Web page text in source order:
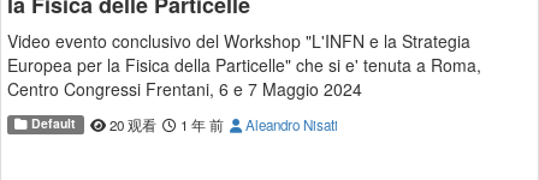
Video evento conclusivo del Workshop "L'INFN e la Strategia
Europea per la Fisica della Particelle" che si e' tenuta a Roma,
Centro Congressi Frentani, 6 e 7 Maggio 2024
Default 20 观看 1 年 前 Aleandro Nisati